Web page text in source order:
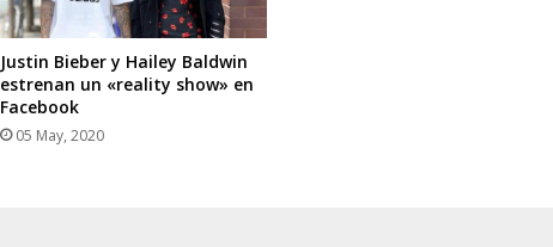
Justin Bieber y Hailey Baldwin
estrenan un «reality show» en
Facebook
05 May, 2020